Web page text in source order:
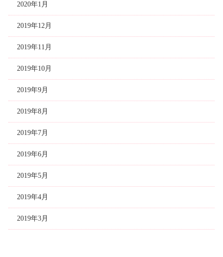
2020年1月
2019年12月
2019年11月
2019年10月
2019年9月
2019年8月
2019年7月
2019年6月
2019年5月
2019年4月
2019年3月